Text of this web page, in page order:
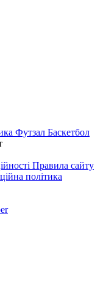
Футзал Баскетбол
Правила сайту
політика